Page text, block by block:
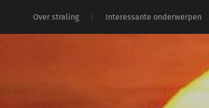
Over straling Interessante onderwerpen